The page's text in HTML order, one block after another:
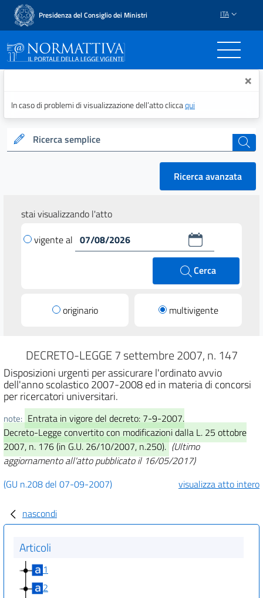
Presidenza del Consiglio dei Ministri ITA
Normattiva - Il portale ×
In caso di problemi di visualizzazione dell’atto cliccaqui
Ricerca semplice cerca
Ricerca avanzata
stai visualizzando l'atto
vigente al
Cerca
originario multivigente
DECRETO-LEGGE 7 settembre 2007, n. 147
Disposizioni urgenti per assicurare l'ordinato avvio
dell'anno scolastico 2007-2008 ed in materia di concorsi
per ricercatori universitari.
note: Entrata in vigore del decreto: 7-9-2007.
Decreto-Legge convertito con modificazioni dalla L. 25 ottobre
2007, n. 176 (in G.U. 26/10/2007, n.250). (Ultimo
aggiornamento all'atto pubblicato il 16/05/2017)
(GU n.208 del 07-09-2007)
visualizza atto intero
nascondi
Articoli
1
2